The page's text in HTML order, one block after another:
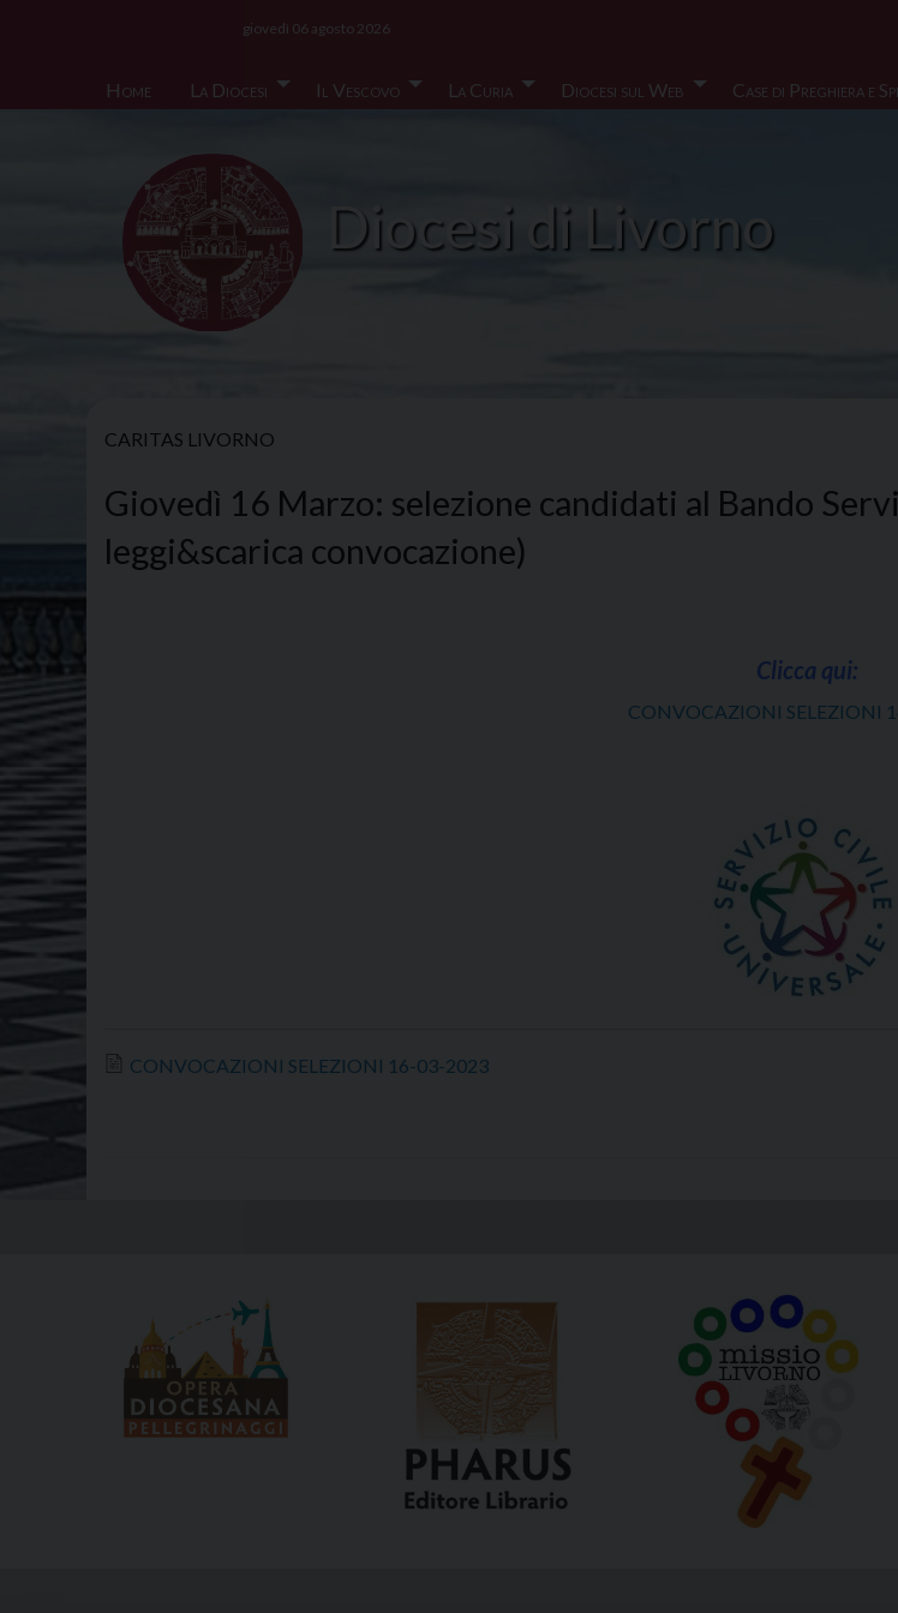
Home
La Diocesi Il Vescovo La Curia Diocesi sul Web Case di Preghiera e
giovedì 06 agosto 2026
Diocesi di Livorno
CARITAS LIVORNO
Giovedì 16 Marzo: selezione candidati al Bando
leggi&scarica convocazione)
Clicca qui:
CONVOCAZIONI SELEZIONI
CONVOCAZIONI SELEZIONI 16-03-2023